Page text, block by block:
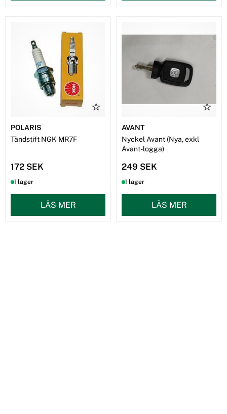
POLARIS
Tändstift NGK MR7F
172 SEK
I lager
LÄS MER
AVANT
Nyckel Avant (Nya, exkl
Avant-logga)
249 SEK
I lager
LÄS MER